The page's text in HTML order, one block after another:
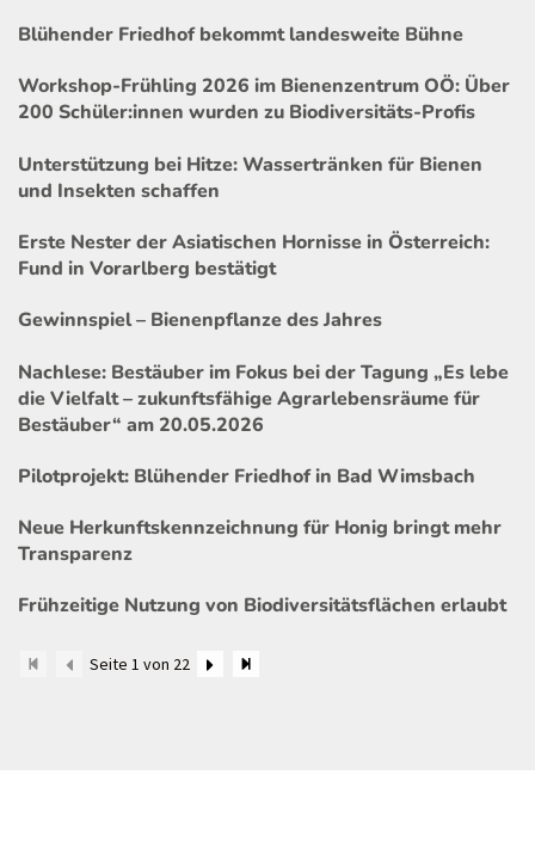
Blühender Friedhof bekommt landesweite Bühne
Workshop-Frühling 2026 im Bienenzentrum OÖ: Über
200 Schüler:innen wurden zu Biodiversitäts-Profis
Unterstützung bei Hitze: Wassertränken für Bienen
und Insekten schaffen
Erste Nester der Asiatischen Hornisse in Österreich:
Fund in Vorarlberg bestätigt
Gewinnspiel – Bienenpflanze des Jahres
Nachlese: Bestäuber im Fokus bei der Tagung „Es lebe
die Vielfalt – zukunftsfähige Agrarlebensräume für
Bestäuber“ am 20.05.2026
Pilotprojekt: Blühender Friedhof in Bad Wimsbach
Neue Herkunftskennzeichnung für Honig bringt mehr
Transparenz
Frühzeitige Nutzung von Biodiversitätsflächen erlaubt
Seite 1 von 22